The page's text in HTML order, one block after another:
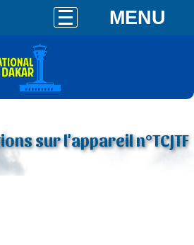
MENU
sur l'appareil n°TCJTF